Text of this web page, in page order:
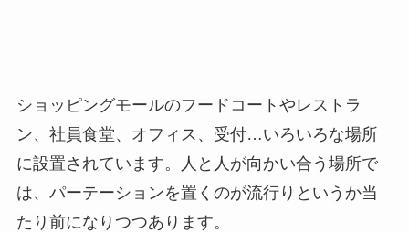
ショッピングモールのフードコートやレストラ
ン、社員食堂、オフィス、受付…いろいろな場所
に設置されています。人と人が向かい合う場所で
は、パーテーションを置くのが流行りというか当
たり前になりつつあります。